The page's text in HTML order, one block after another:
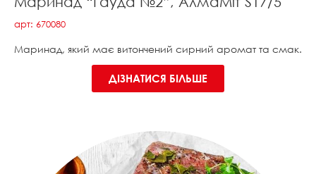
арт: 670080
Маринад, який має витончений сирний аромат та смак.
ДІЗНАТИСЯ БІЛЬШЕ